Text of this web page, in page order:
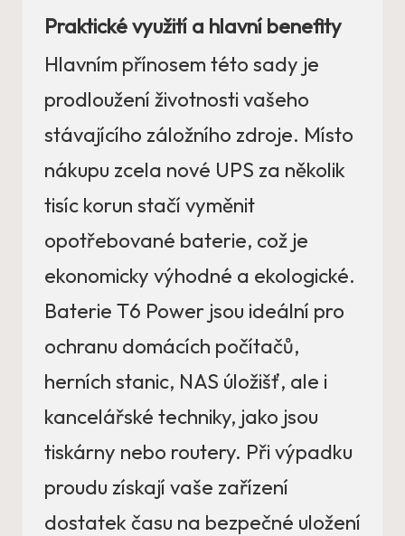
Praktické využití a hlavní benefity
Hlavním přínosem této sady je
prodloužení životnosti vašeho
stávajícího záložního zdroje. Místo
nákupu zcela nové UPS za několik
tisíc korun stačí vyměnit
opotřebované baterie, což je
ekonomicky výhodné a ekologické.
Baterie T6 Power jsou ideální pro
ochranu domácích počítačů,
herních stanic, NAS úložišť, ale i
kancelářské techniky, jako jsou
tiskárny nebo routery. Při výpadku
proudu získají vaše zařízení
dostatek času na bezpečné uložení